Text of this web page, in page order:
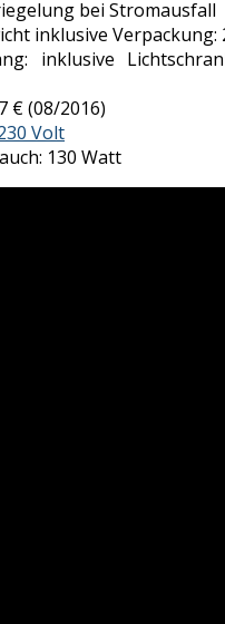
bei Stromausfall
inklusive Verpackung:
inklusive
€ (08/2016)
Volt
130 Watt